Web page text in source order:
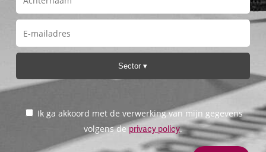
Sector
Ik ga akkoord met de verwerking van mijn gegevens
volgens deprivacy policy.